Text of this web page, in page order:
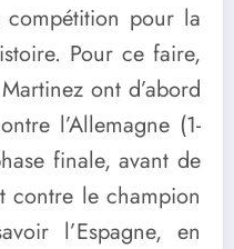
pour la
Pour ce faire,
ont d’abord
l’Allemagne (1-
finale, avant de
contre le champion
l’Espagne, en